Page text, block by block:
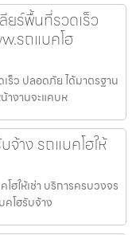
ยร์พื้นที่รวดเร็ว
รถแบคโฮ
ร็ว ปลอดภัย ได้มาตรฐาน
างานจะแคบห
จ้าง รถแบคโฮให้
ฮให้เช่า บริการครบวงจร
คโฮรับจ้าง